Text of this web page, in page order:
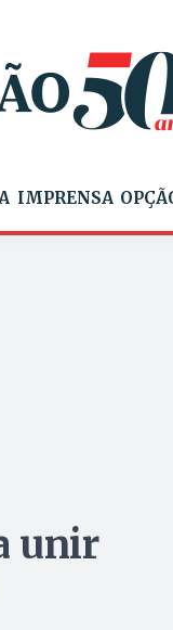
IMPRENSA
unir